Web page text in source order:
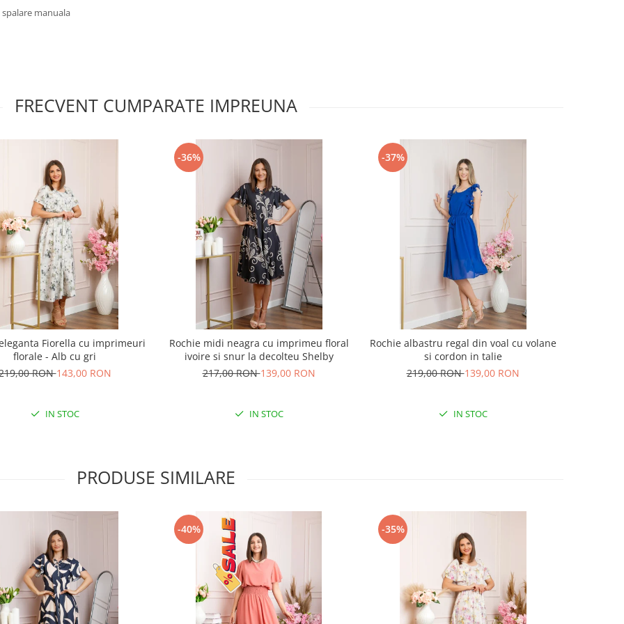
manuala
FRECVENT CUMPARATE IMPREUNA
Fiorella cu imprimeuri
florale - Alb cu gri
RON143,00 RON
IN STOC
-36%
Rochie midi neagra cu imprimeu floral
ivoire si snur la decolteu Shelby
217,00 RON139,00 RON
IN STOC
-37%
Rochie albastru regal din voal cu volane
si cordon in talie
219,00 RON139,00 RON
IN STOC
PRODUSE SIMILARE
-40% -35%